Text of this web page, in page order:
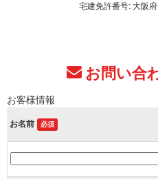
宅建免許番号: 大阪
お問い合
お客様情報
お名前 必須